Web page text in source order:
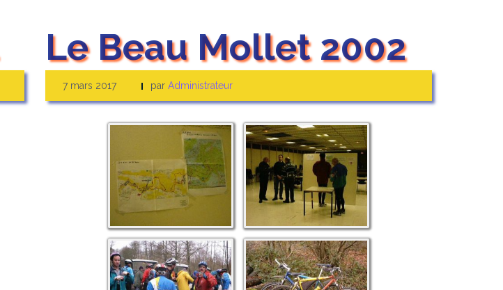
Le Beau Mollet 2002
7 mars 2017 par Administrateur